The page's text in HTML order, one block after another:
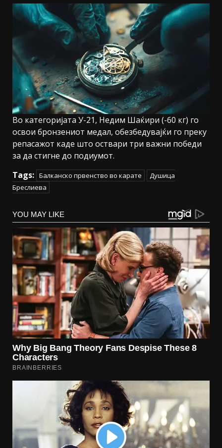
Во категоријата У-21, Недим Шаќири (-60 кг) го
освои бронзениот медал, обезбедувајќи го преку
репасажот каде што оствари три важни победи
за да стигне до подиумот.
Tags: Балканско првенство во карате
Душица
Бреслиева